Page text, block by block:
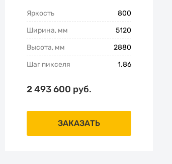
Яркость
800
Ширина, мм
5120
Высота, мм
2880
Шаг пикселя
1.86
2 493 600 руб.
ЗАКАЗАТЬ